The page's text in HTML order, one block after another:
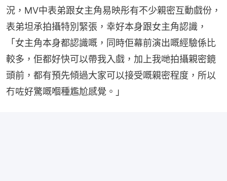
況，MV中表弟跟女主角易映彤有不少親密互動戲份，
表弟坦承拍攝特別緊張，幸好本身跟女主角認識，
「女主角本身都認識嘅，同時佢幕前演出嘅經驗係比
較多，佢都好快可以帶我入戲，加上我哋拍攝親密鏡
頭前，都有預先傾過大家可以接受嘅親密程度，所以
冇咗好驚嘅嗰種尷尬感覺。」